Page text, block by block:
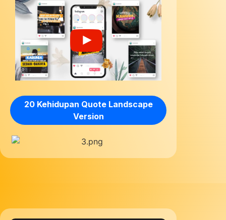
20 Kehidupan Quote Landscape
Version